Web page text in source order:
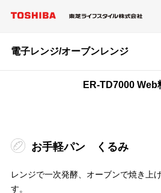
電子レンジ/オーブンレンジ
ER-TD7000 Web
お手軽パン くるみ
レンジで一次発酵、オーブンで焼き上
す。